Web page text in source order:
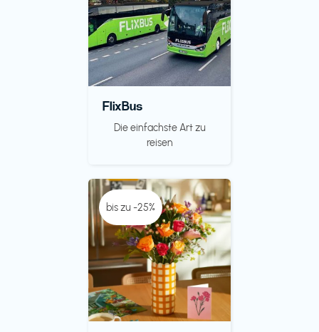
FlixBus
Die einfachste Art zu
reisen
bis zu -25%